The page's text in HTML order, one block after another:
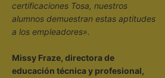
certificaciones Tosa, nuestros
alumnos demuestran estas aptitudes
a los empleadores».
Missy Fraze, directora de
educación técnica y profesional,